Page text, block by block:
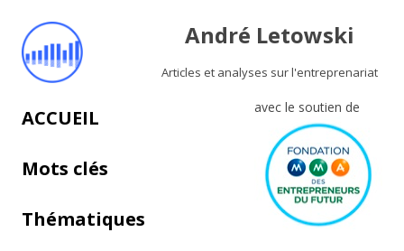
André Letowski
Articles et analyses sur l'entreprenariat
avec le soutien de
Aller au contenu principal
ACCUEIL
Mots clés
Thématiques